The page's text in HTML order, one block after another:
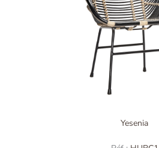
Yesenia